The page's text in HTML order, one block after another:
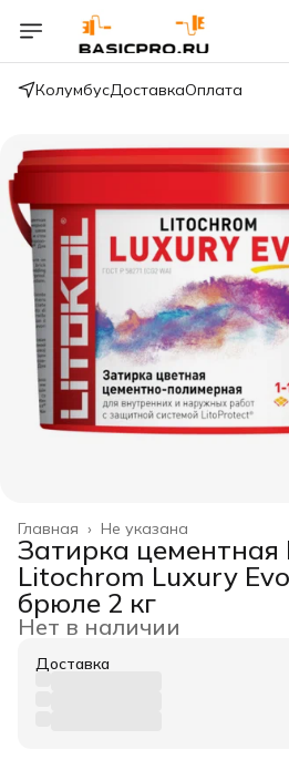
КолумбусДоставкаОплата
Не указана
Главная ›
Затирка цементная
Litochrom Luxury
брюле 2 кг
Нет в наличии
Доставка